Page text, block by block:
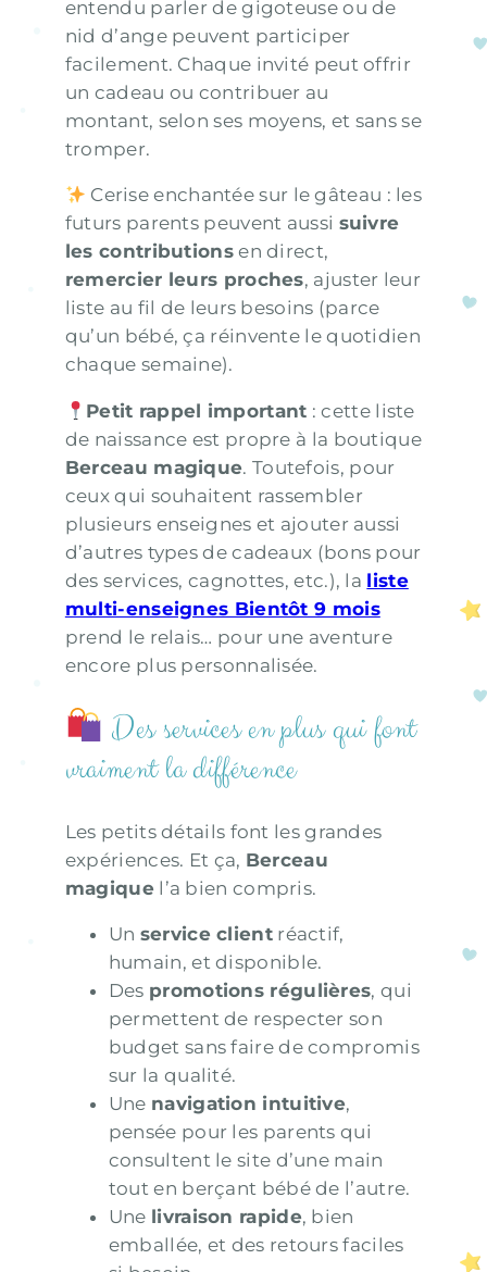
entendu parler de gigoteuse ou de
nid d’ange peuvent participer
facilement. Chaque invité peut offrir
un cadeau ou contribuer au
montant, selon ses moyens, et sans se
tromper.
Cerise enchantée sur le gâteau : les
futurs parents peuvent aussi suivre
les contributionsen direct,
remercier leurs proches, ajuster leur
liste au fil de leurs besoins (parce
qu’un bébé, ça réinvente le quotidien
chaque semaine).
Petit rappel important : cette liste
de naissance est propre à la boutique
Berceau magique. Toutefois, pour
ceux qui souhaitent rassembler
plusieurs enseignes et ajouter aussi
d’autres types de cadeaux (bons pour
des services, cagnottes, etc.), la liste
multi-enseignes Bientôt 9 mois
prend le relais… pour une aventure
encore plus personnalisée.
Des services en plus qui font
vraiment la différence
Les petits détails font les grandes
expériences. Et ça, Berceau
magiquel’a bien compris.
Un service clientréactif,
humain, et disponible.
Des promotions régulières, qui
permettent de respecter son
budget sans faire de compromis
sur la qualité.
Une navigation intuitive,
pensée pour les parents qui
consultent le site d’une main
tout en berçant bébé de l’autre.
Une livraison rapide, bien
emballée, et des retours faciles